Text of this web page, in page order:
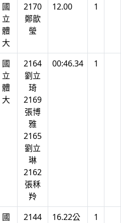
國
立
體
大
2170
鄭歆
瑩
12.00 1
國
立
體
大
2164
劉立
琦
2169
張博
雅
2165
劉立
琳
2162
張秝
羚
00:46.34 1
國
2144
16.22公
1